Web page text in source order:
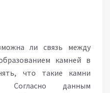
ли связь между
камней в
что такие камни
Согласно данным